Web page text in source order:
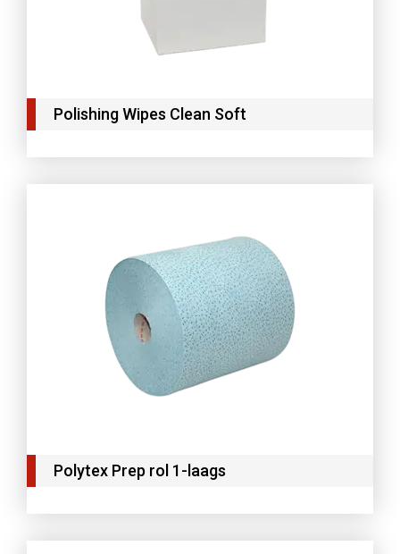
Polishing Wipes Clean Soft
Polytex Prep rol 1-laags